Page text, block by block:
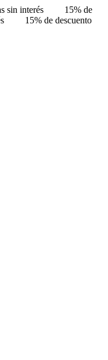
sin interés
15% de
15% de descuento